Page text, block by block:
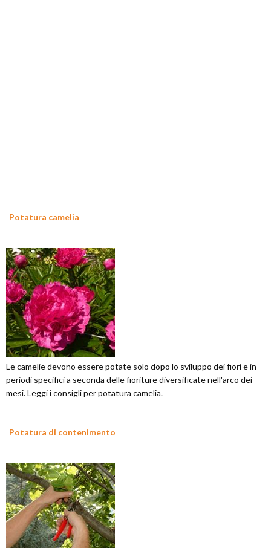
Potatura camelia
Le camelie devono essere potate solo dopo lo sviluppo dei fiori e in
periodi specifici a seconda delle fioriture diversificate nell'arco dei
mesi. Leggi i consigli per potatura camelia.
Potatura di contenimento